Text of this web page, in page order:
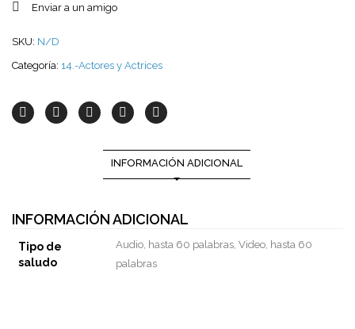
Enviar a un amigo
SKU: N/D
Categoría: 14.-Actores y Actrices
INFORMACIÓN ADICIONAL
INFORMACIÓN ADICIONAL
Tipo de
saludo
Audio, hasta 60 palabras, Video, hasta 60
palabras